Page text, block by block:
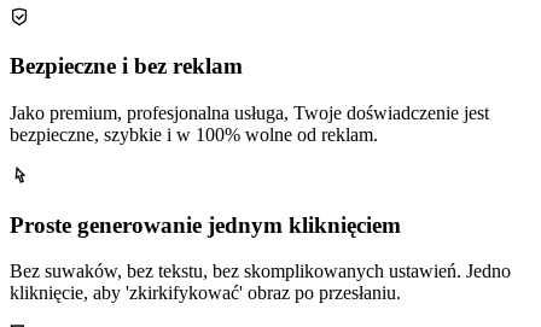
Bezpieczne i bez reklam
Jako premium, profesjonalna usługa, Twoje doświadczenie jest
bezpieczne, szybkie i w 100% wolne od reklam.
Proste generowanie jednym kliknięciem
Bez suwaków, bez tekstu, bez skomplikowanych ustawień. Jedno
kliknięcie, aby 'zkirkifykować' obraz po przesłaniu.